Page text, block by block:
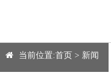
当前位置:首页 > 新闻